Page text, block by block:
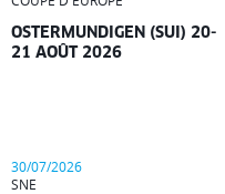
OSTERMUNDIGEN (SUI) 20-
21 AOÛT 2026
30/07/2026
SNE